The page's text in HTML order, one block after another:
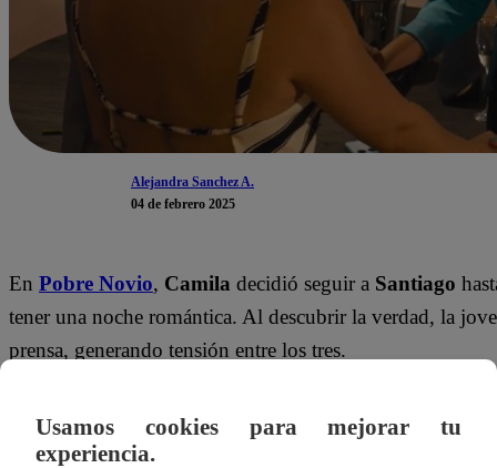
Alejandra Sanchez A.
04 de febrero 2025
En Pobre Novio, Camila decidió seguir a Santiago
tener una noche romántica. Al descubrir la verdad, la
prensa, generando tensión entre los tres.
situación, terminó quedándose en la suite donde
Usamos cookies para mejorar tu
experiencia.